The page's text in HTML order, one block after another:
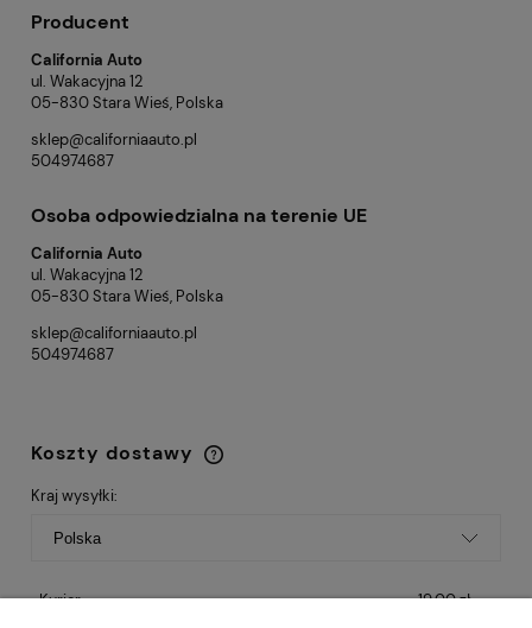
Producent
California Auto
ul. Wakacyjna 12
05-830 Stara Wieś, Polska
sklep@californiaauto.pl
504974687
Osoba odpowiedzialna na terenie UE
California Auto
ul. Wakacyjna 12
05-830 Stara Wieś, Polska
sklep@californiaauto.pl
504974687
Koszty dostawy
Cena nie zawiera ewentualnych kosztów
płatności
Kraj wysyłki:
Kurier 19,00 zł